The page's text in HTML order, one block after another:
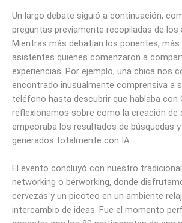
Un largo debate siguió a continuación,
preguntas previamente recopiladas de los
Mientras más debatían los ponentes, más
asistentes quienes comenzaron a
experiencias. Por ejemplo, una chica nos
encontrado inusualmente comprensiva a
teléfono hasta descubrir que hablaba con
reflexionamos sobre como la creación de
empeoraba los resultados de búsquedas
generados totalmente con IA.
El evento concluyó con nuestro
networking o berworking, donde
cervezas y un picoteo en un ambiente
intercambio de ideas. Fue el momento